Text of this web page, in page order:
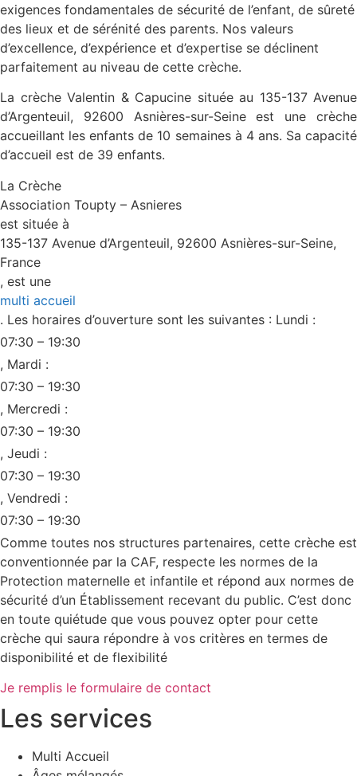
exigences fondamentales de sécurité de l’enfant, de sûreté
des lieux et de sérénité des parents. Nos valeurs
d’excellence, d’expérience et d’expertise se déclinent
parfaitement au niveau de cette crèche.
La crèche Valentin & Capucine située au 135-137 Avenue
d’Argenteuil, 92600 Asnières-sur-Seine est une crèche
accueillant les enfants de 10 semaines à 4 ans. Sa capacité
d’accueil est de 39 enfants.
La Crèche
Association Toupty – Asnieres
est située à
135-137 Avenue d’Argenteuil, 92600 Asnières-sur-Seine,
France
, est une
multi accueil
. Les horaires d’ouverture sont les suivantes : Lundi :
07:30 – 19:30
, Mardi :
07:30 – 19:30
, Mercredi :
07:30 – 19:30
, Jeudi :
07:30 – 19:30
, Vendredi :
07:30 – 19:30
Comme toutes nos structures partenaires, cette crèche est
conventionnée par la CAF, respecte les normes de la
Protection maternelle et infantile et répond aux normes de
sécurité d’un Établissement recevant du public. C’est donc
en toute quiétude que vous pouvez opter pour cette
crèche qui saura répondre à vos critères en termes de
disponibilité et de flexibilité
Je remplis le formulaire de contact
Les services
Multi Accueil